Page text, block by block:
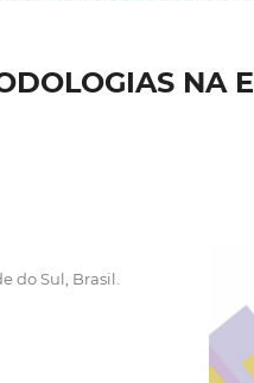
NA
do Sul, Brasil.